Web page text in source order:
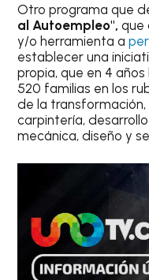
Otro programa que
al Autoempleo",que
y/o herramienta a
establecer una
propia, que en 4
520 familias en los
de la
carpintería,
mecánica, diseño y